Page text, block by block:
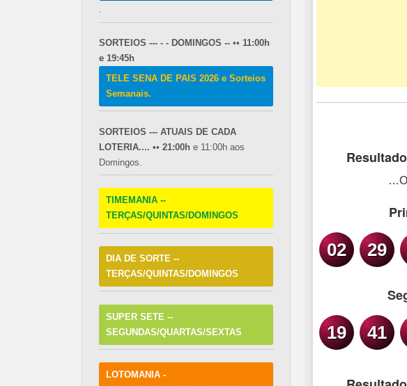
02 29
19 41
.
SORTEIOS --- - - DOMINGOS -- •• 11:00h
e 19:45h
TELE SENA DE PAIS 2026 e Sorteios
Semanais.
SORTEIOS --- ATUAIS DE CADA
LOTERIA.... •• 21:00h e 11:00h aos
Domingos.
TIMEMANIA --
TERÇAS/QUINTAS/DOMINGOS
DIA DE SORTE --
TERÇAS/QUINTAS/DOMINGOS
SUPER SETE --
SEGUNDAS/QUARTAS/SEXTAS
LOTOMANIA -